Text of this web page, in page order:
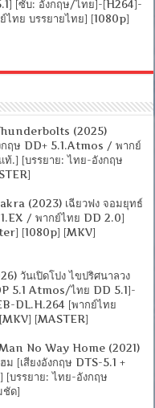
[ซับ: อังกฤษ/ไทย]-[H264]-
ทย บรรยายไทย] [1080p]
(2025)
กฤษ DD+ 5.1.Atmos / พากย์
.] [บรรยาย: ไทย-อังกฤษ
(2023) เฉียวฟง จอมยุทธ์
/ พากย์ไทย DD 2.0]
[1080p] [MKV]
วันเปิดโปง ไขปริศนาลวง
5.1 Atmos/ไทย DD 5.1]-
DL.H.264 [พากย์ไทย
[MASTER]
No Way Home (2021)
ม [เสียงอังกฤษ DTS-5.1 +
บรรยาย: ไทย-อังกฤษ
ชัด]